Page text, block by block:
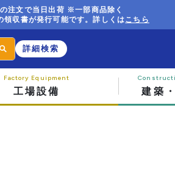
注文で当日出荷 ※一部商品除く
領収書が発行可能です。詳しくはこちら
詳細検索
工場設備 建築